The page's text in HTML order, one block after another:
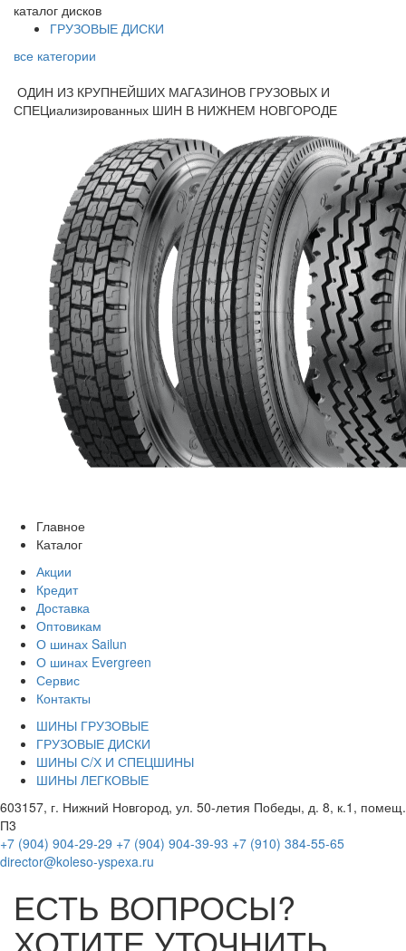
каталог дисков
ГРУЗОВЫЕ ДИСКИ
все категории
ОДИН ИЗ КРУПНЕЙШИХ МАГАЗИНОВ ГРУЗОВЫХ И
СПЕЦиализированных ШИН В НИЖНЕМ НОВГОРОДЕ
Главное
Каталог
Акции
Кредит
Доставка
Оптовикам
О шинах Sailun
О шинах Evergreen
Сервис
Контакты
ШИНЫ ГРУЗОВЫЕ
ГРУЗОВЫЕ ДИСКИ
ШИНЫ С/Х И СПЕЦШИНЫ
ШИНЫ ЛЕГКОВЫЕ
603157, г. Нижний Новгород, ул. 50-летия Победы, д. 8, к.1, помещ.
П3
+7 (904) 904-29-29 +7 (904) 904-39-93 +7 (910) 384-55-65
director@koleso-yspexa.ru
ЕСТЬ ВОПРОСЫ?
ХОТИТЕ УТОЧНИТЬ